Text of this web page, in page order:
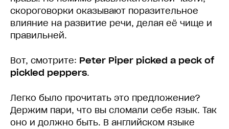
скороговорки оказывают поразительное
влияние на развитие речи, делая её чище и
правильней.
Вот, смотрите: Peter Piper picked a peck of
pickled peppers.
Легко было прочитать это предложение?
Держим пари, что вы сломали себе язык. Так
оно и должно быть. В английском языке